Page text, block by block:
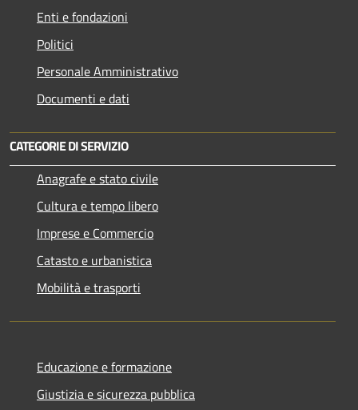
Enti e fondazioni
Politici
Personale Amministrativo
Documenti e dati
CATEGORIE DI SERVIZIO
Anagrafe e stato civile
Cultura e tempo libero
Imprese e Commercio
Catasto e urbanistica
Mobilità e trasporti
Educazione e formazione
Giustizia e sicurezza pubblica